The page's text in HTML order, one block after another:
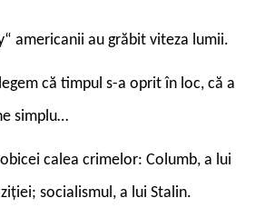
americanii au grăbit viteza lumii.
că timpul s-a oprit în loc, că a
simplu…
calea crimelor: Columb, a lui
socialismul, a lui Stalin.